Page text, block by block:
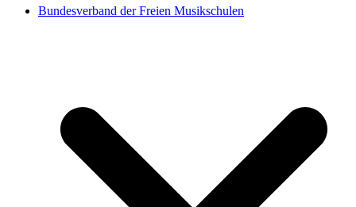
Bundesverband der Freien Musikschulen